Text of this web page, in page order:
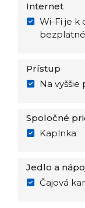
Internet
Wi-Fi je k
Prístup
Na
Spoločné
Kaplnka
Jedlo a
Čajová